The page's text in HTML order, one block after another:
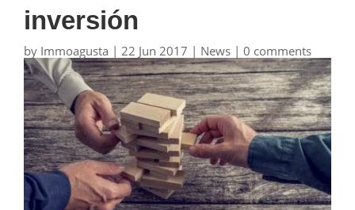
inversión
by Immoagusta | 22 Jun 2017 | News | 0 comments